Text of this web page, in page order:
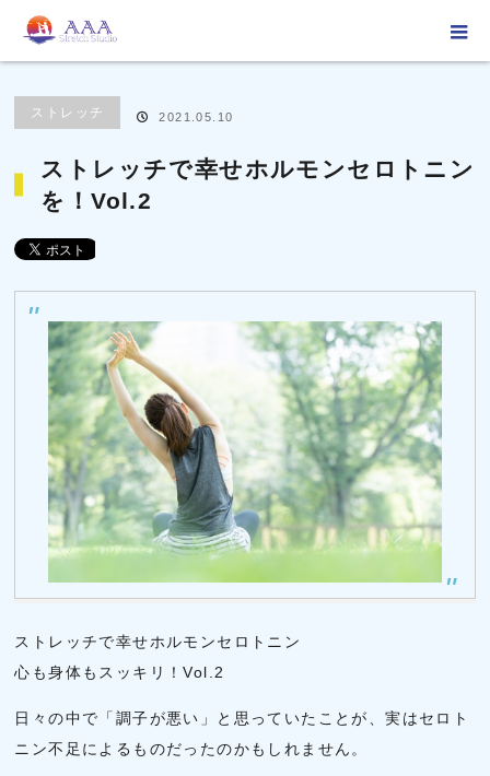
ブログ
ストレッチで幸せホルモンセロトニンを！
Vol.2
ストレッチ 2021.05.10
ストレッチで幸せホルモンセロトニン
を！Vol.2
ストレッチで幸せホルモンセロトニン
心も身体もスッキリ！Vol.2
日々の中で「調子が悪い」と思っていたことが、実はセロト
ニン不足によるものだったのかもしれません。